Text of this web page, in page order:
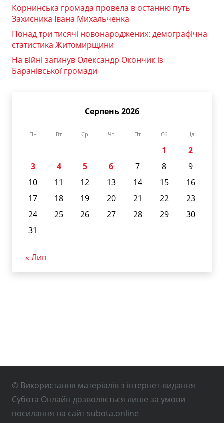
Корнинська громада провела в останню путь
Захисника Івана Михальченка
Понад три тисячі новонароджених: демографічна
статистика Житомирщини
На війні загинув Олександр Окончик із
Баранівської громади
Серпень 2026
Пн Вт Ср Чт Пт Сб Нд
1
2
3
4 5 6 7 8
9
10
11 12 13 14 15
16
17
18 19 20 21 22
23
24
25 26 27 28 29
30
31
« Лип
© Використання матеріалів з інтернет-видання
Субота Онлайн дозволяється лише за умови
посилання на сайт subota.online